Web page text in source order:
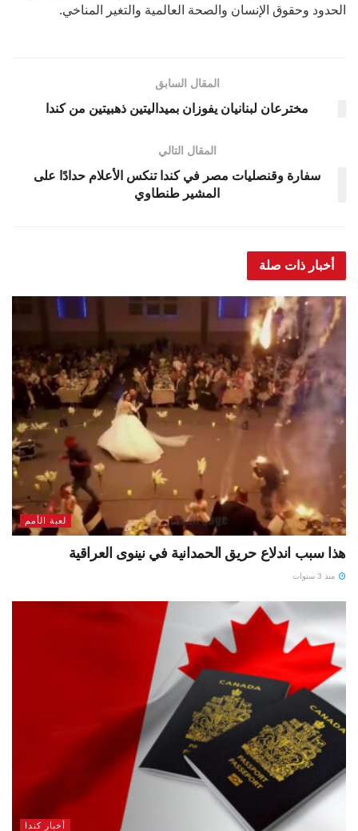
الحدود وحقوق الإنسان والصحة العالمية والتغير المناخي.
المقال السابق
مخترعان لبنانيان يفوزان بميداليتين ذهبيتين من كندا
المقال التالي
سفارة وقنصليات مصر في كندا تنكس الأعلام حدادًا على
المشير طنطاوي
أخبار ذات صلة
لعبة الأمم
هذا سبب اندلاع حريق الحمدانية في نينوى العراقية
منذ 3 سنوات
أخبار كندا